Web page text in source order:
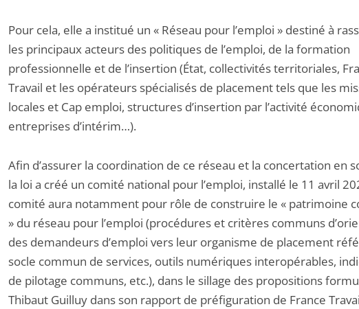
Pour cela, elle a institué un « Réseau pour l’emploi » destiné à
les principaux acteurs des politiques de l’emploi, de la formation
professionnelle et de l’insertion (État, collectivités territoriales,
Travail et les opérateurs spécialisés de placement tels que les
locales et Cap emploi, structures d’insertion par l’activité
entreprises d’intérim…).
Afin d’assurer la coordination de ce réseau et la concertation en
la loi a créé un comité national pour l’emploi, installé le 11 avril
comité aura notamment pour rôle de construire le « patrimoine
» du réseau pour l’emploi (procédures et critères communs
des demandeurs d’emploi vers leur organisme de placement
socle commun de services, outils numériques interopérables,
de pilotage communs, etc.), dans le sillage des propositions
Thibaut Guilluy dans son rapport de préfiguration de France